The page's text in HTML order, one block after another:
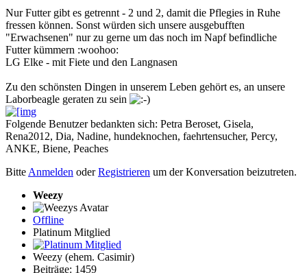
Nur Futter gibt es getrennt - 2 und 2, damit die Pflegies in Ruhe
fressen können. Sonst würden sich unsere ausgebufften
"Erwachsenen" nur zu gerne um das noch im Napf befindliche
Futter kümmern :woohoo:
LG Elke - mit Fiete und den Langnasen
Zu den schönsten Dingen in unserem Leben gehört es, an unsere
Laborbeagle geraten zu sein
Folgende Benutzer bedankten sich: Petra Beroset, Gisela,
Rena2012, Dia, Nadine, hundeknochen, faehrtensucher, Percy,
ANKE, Biene, Peaches
BitteAnmelden oderRegistrieren um der Konversation beizutreten.
Weezy
Offline
Platinum Mitglied
Weezy (ehem. Casimir)
Beiträge: 1459